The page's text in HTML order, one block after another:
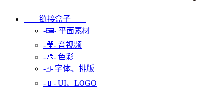
——链接盒子——
-🖼️- 平面素材
-🎥- 音视频
-🎨- 色彩
-🀄- 字体、排版
-📱- UI、LOGO